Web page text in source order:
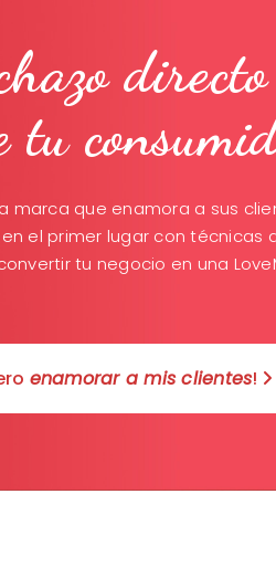
tu
marca que enamora a sus
el primer lugar con técnicas
tu negocio en una
enamorar a mis clientes!